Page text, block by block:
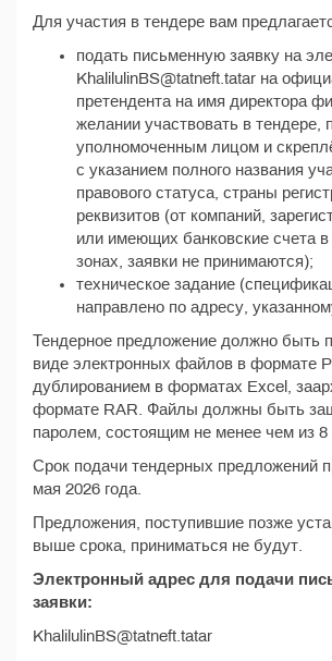
Для участия в тендере вам
подать письменную заявку на
KhalilulinBS@tatneft.tatar на
претендента на имя директора
желании участвовать в тендере,
уполномоченным лицом и
с указанием полного названия
правового статуса, страны
реквизитов (от компаний,
или имеющих банковские счета
зонах, заявки не принимаются);
техническое задание
направлено по адресу,
Тендерное предложение должно быть
виде электронных файлов в формате
дублированием в форматах Excel,
формате RAR. Файлы должны быть
паролем, состоящим не менее чем из 8
Срок подачи тендерных предложений
мая 2026 года.
Предложения, поступившие позже
выше срока, приниматься не будут.
Электронный адрес для подачи
заявки:
KhalilulinBS@tatneft.tatar